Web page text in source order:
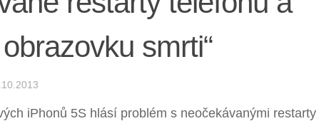
smrti“
iPhonů 5S hlásí problém s neočekávanými restarty